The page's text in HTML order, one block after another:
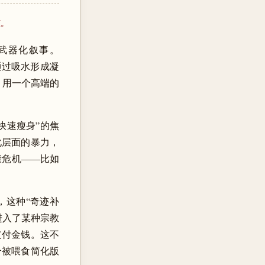
器化叙事。
吸水形成凝
一个高端的
速瘦身”的焦
面的暴力，
危机——比如
这种“奇迹补
了某种宗教
金钱。这不
喂食简化版